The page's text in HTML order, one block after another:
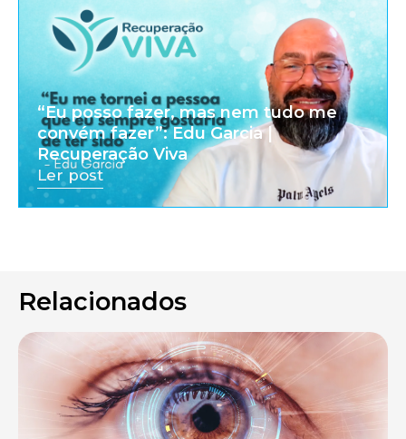
“Eu posso fazer, mas nem tudo me
convém fazer”: Edu Garcia |
Recuperação Viva
Ler post
Relacionados